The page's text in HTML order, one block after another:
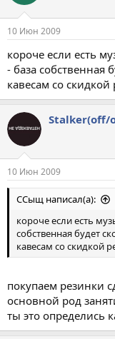
10 Июн 2009
короче если есть
- база собственная
кавесам со скидкой
Stalker(off/
10 Июн 2009
ССыщ написал(а):
короче если есть
собственная будет
кавесам со скидкой
покупаем резинки
основной род
ты это определись